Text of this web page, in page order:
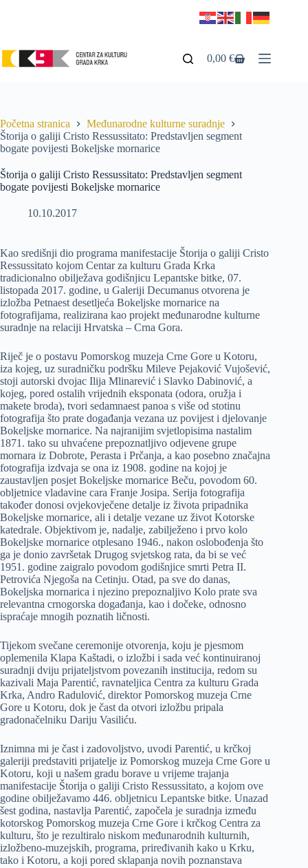
0,00€
Početna stranica
Međunarodne kulturne suradnje
Štorija o galiji Cristo Ressussitato: Predstavljen segment
bogate povijesti Bokeljske mornarice
Štorija o galiji Cristo Ressussitato: Predstavljen segment
bogate povijesti Bokeljske mornarice
10.10.2017
Kao središnji dio programa manifestacije Štorija o galiji Cristo
Ressussitato kojom Centar za kulturu Grada Krka
tradicionalno obilježava godišnjicu Lepantske bitke, 07.
listopada 2017. godine, u Galeriji Decumanus otvorena je
izložba Petnaest desetljeća Bokeljske mornarice na
fotografijama, realizirana kao projekt međunarodne kulturne
suradnje na relaciji Hrvatska – Crna Gora.
Riječ je o postavu Pomorskog muzeja Crne Gore u Kotoru,
iza kojeg, uz suradničku podršku Mileve Pejaković Vujošević,
stoji autorski dvojac Ilija Mlinarević i Slavko Dabinović, a
kojeg, pored ostalih vrijednih eksponata (odora, oružja i
makete broda), tvori sedamnaest panoa s više od stotinu
fotografija što prate događanja vezana uz povijest i djelovanje
Bokeljske mornarice. Na najranijim svjetlopisima nastalim
1871. tako su uhvaćene prepoznatljivo odjevene grupe
mornara iz Dobrote, Perasta i Prčanja, a kao posebno značajna
fotografija izdvaja se ona iz 1908. godine na kojoj je
zaustavljen posjet Bokeljske mornarice Beču, povodom 60.
obljetnice vladavine cara Franje Josipa. Serija fotografija
također donosi ovjekovječene detalje iz života pripadnika
Bokeljske mornarice, ali i detalje vezane uz život Kotorske
katedrale. Objektivom je, nadalje, zabilježeno i prvo kolo
Bokeljske mornarice otplesano 1946., nakon oslobođenja što
ga je donio završetak Drugog svjetskog rata, da bi se već
1951. godine zaigralo povodom godišnjice smrti Petra II.
Petrovića Njegoša na Cetinju. Otad, pa sve do danas,
Bokeljska mornarica i njezino prepoznaljivo Kolo prate sva
relevantna crnogorska događanja, kao i dočeke, odnosno
ispraćaje mnogih poznatih ličnosti.
Tijekom svečane ceremonije otvorenja, koju je pjesmom
oplemenila Klapa Kaštadi, o izložbi i sada već kontinuiranoj
suradnji dviju prijateljstvom povezanih institucija, redom su
kazivali Maja Parentić, ravnateljica Centra za kulturu Grada
Krka, Andro Radulović, direktor Pomorskog muzeja Crne
Gore u Kotoru, dok je čast da otvori izložbu pripala
gradonačelniku Dariju Vasiliću.
Iznimna mi je čast i zadovoljstvo, uvodi Parentić, u krčkoj
galeriji predstaviti prijatelje iz Pomorskog muzeja Crne Gore u
Kotoru, koji u našem gradu borave u vrijeme trajanja
manifestacije Štorija o galiji Cristo Ressussitato, a kojom ove
godine obilježavamo 446. obljetnicu Lepantske bitke. Unazad
šest godina, nastavlja Parentić, započela je suradnja između
kotorskog Pomorskog muzeja Crne Gore i krčkog Centra za
kulturu, što je rezultiralo niskom međunarodnih kulturnih,
izložbeno-muzejskih, programa, priređivanih kako u Krku,
tako i Kotoru, a koji pored sklapanja novih poznanstava